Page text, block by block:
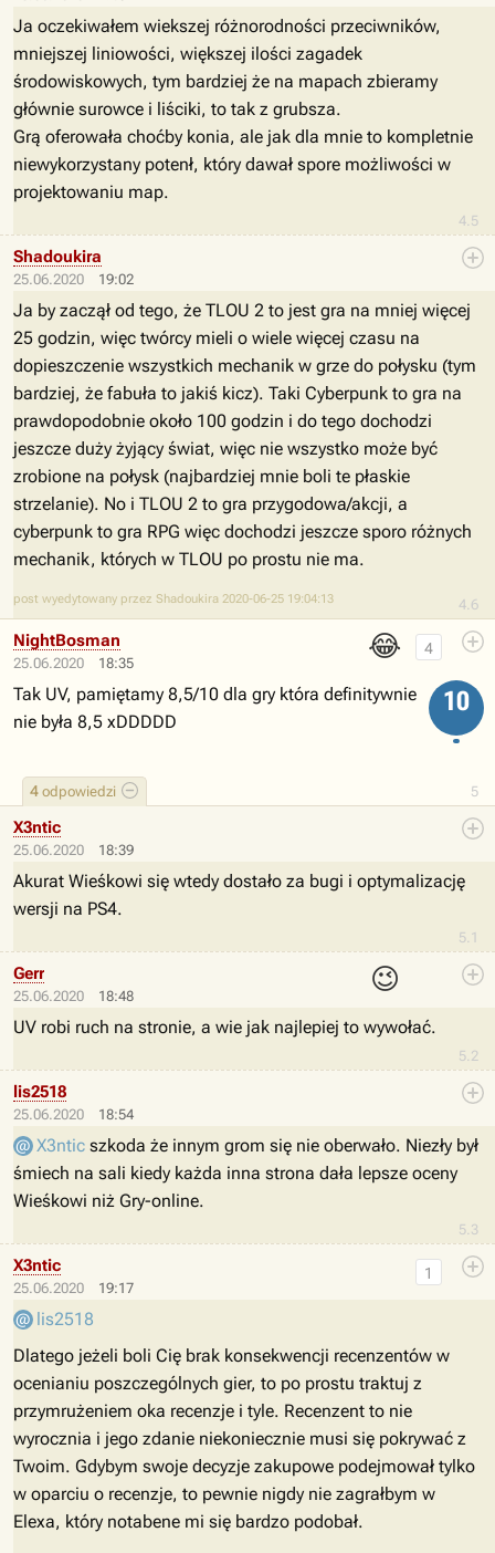
4.5
Ja oczekiwałem wiekszej różnorodności przeciwników,
mniejszej liniowości, większej ilości zagadek
środowiskowych, tym bardziej że na mapach zbieramy
głównie surowce i liściki, to tak z grubsza.
Grą oferowała choćby konia, ale jak dla mnie to kompletnie
niewykorzystany potenł, który dawał spore możliwości w
projektowaniu map.
25.06.2020 19:02
4.6
Shadoukira
Ja by zaczął od tego, że TLOU 2 to jest gra na mniej więcej
25 godzin, więc twórcy mieli o wiele więcej czasu na
dopieszczenie wszystkich mechanik w grze do połysku (tym
bardziej, że fabuła to jakiś kicz). Taki Cyberpunk to gra na
prawdopodobnie około 100 godzin i do tego dochodzi
jeszcze duży żyjący świat, więc nie wszystko może być
zrobione na połysk (najbardziej mnie boli te płaskie
strzelanie). No i TLOU 2 to gra przygodowa/akcji, a
cyberpunk to gra RPG więc dochodzi jeszcze sporo różnych
mechanik, których w TLOU po prostu nie ma.
post wyedytowany przez Shadoukira 2020-06-25 19:04:13
25.06.2020 18:35
😂
5
4
4 odpowiedzi
NightBosman
10
Tak UV, pamiętamy 8,5/10 dla gry która definitywnie
nie była 8,5 xDDDDD
25.06.2020 18:39
5.1
X3ntic
Akurat Wieśkowi się wtedy dostało za bugi i optymalizację
wersji na PS4.
25.06.2020 18:48
😉
5.2
Gerr
UV robi ruch na stronie, a wie jak najlepiej to wywołać.
25.06.2020 18:54
5.3
lis2518
X3ntic szkoda że innym grom się nie oberwało. Niezły był
śmiech na sali kiedy każda inna strona dała lepsze oceny
Wieśkowi niż Gry-online.
25.06.2020 19:17
1
X3ntic
lis2518
Dlatego jeżeli boli Cię brak konsekwencji recenzentów w
ocenianiu poszczególnych gier, to po prostu traktuj z
przymrużeniem oka recenzje i tyle. Recenzent to nie
wyrocznia i jego zdanie niekoniecznie musi się pokrywać z
Twoim. Gdybym swoje decyzje zakupowe podejmował tylko
w oparciu o recenzje, to pewnie nigdy nie zagrałbym w
Elexa, który notabene mi się bardzo podobał.